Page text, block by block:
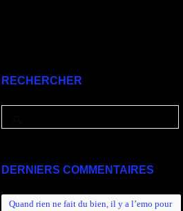
RECHERCHER
DERNIERS COMMENTAIRES
Quand rien ne fait du bien, il y a l’emo pour